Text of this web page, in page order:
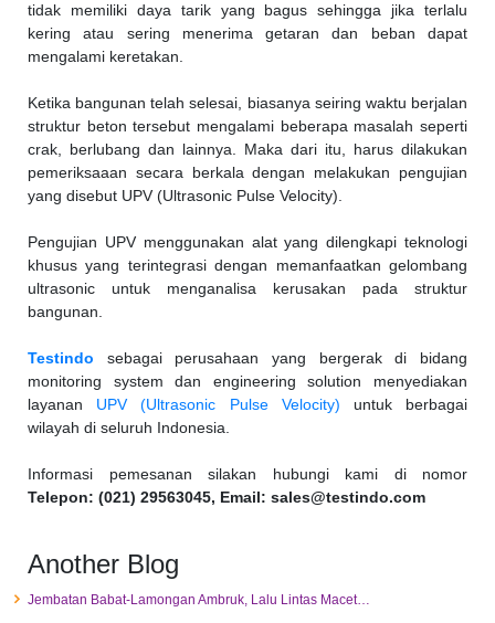
tidak memiliki daya tarik yang bagus sehingga jika terlalu
kering atau sering menerima getaran dan beban dapat
mengalami keretakan.
Ketika bangunan telah selesai, biasanya seiring waktu berjalan
struktur beton tersebut mengalami beberapa masalah seperti
crak, berlubang dan lainnya. Maka dari itu, harus dilakukan
pemeriksaaan secara berkala dengan melakukan pengujian
yang disebut UPV (Ultrasonic Pulse Velocity).
Pengujian UPV menggunakan alat yang dilengkapi teknologi
khusus yang terintegrasi dengan memanfaatkan gelombang
ultrasonic untuk menganalisa kerusakan pada struktur
bangunan.
Testindo sebagai perusahaan yang bergerak di bidang
monitoring system dan engineering solution menyediakan
layanan UPV (Ultrasonic Pulse Velocity) untuk berbagai
wilayah di seluruh Indonesia.
Informasi pemesanan silakan hubungi kami di nomor
Telepon: (021) 29563045, Email: sales@testindo.com
Another Blog
Jembatan Babat-Lamongan Ambruk, Lalu Lintas Macet…